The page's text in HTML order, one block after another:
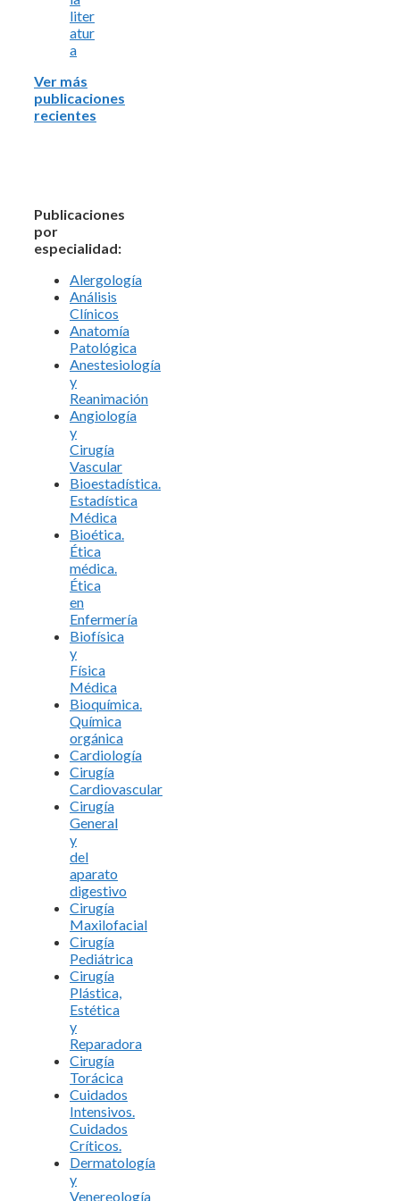
liter
atur
a
Ver más
publicaciones
recientes
Publicaciones
por
especialidad:
Alergología
Análisis
Clínicos
Anatomía
Patológica
Anestesiología
y
Reanimación
Angiología
y
Cirugía
Vascular
Bioestadística.
Estadística
Médica
Bioética.
Ética
médica.
Ética
en
Enfermería
Biofísica
y
Física
Médica
Bioquímica.
Química
orgánica
Cardiología
Cirugía
Cardiovascular
Cirugía
General
y
del
aparato
digestivo
Cirugía
Maxilofacial
Cirugía
Pediátrica
Cirugía
Plástica,
Estética
y
Reparadora
Cirugía
Torácica
Cuidados
Intensivos.
Cuidados
Críticos.
Dermatología
y
Venereología